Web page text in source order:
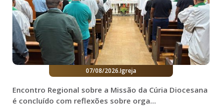
07/08/2026.Igreja
Encontro Regional sobre a Missão da Cúria Diocesana
é concluído com reflexões sobre orga...